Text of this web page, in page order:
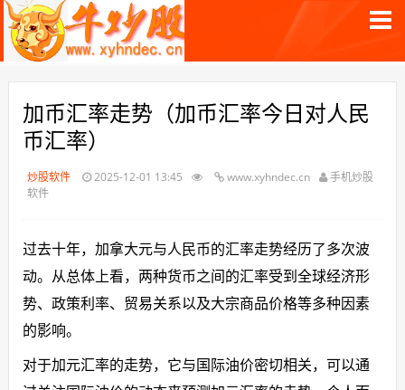
加币汇率走势（加币汇率今日对人民
币汇率）
炒股软件 2025-12-01 13:45 www.xyhndec.cn
手机炒股
软件
过去十年，加拿大元与人民币的汇率走势经历了多次波
动。从总体上看，两种货币之间的汇率受到全球经济形
势、政策利率、贸易关系以及大宗商品价格等多种因素
的影响。
对于加元汇率的走势，它与国际油价密切相关，可以通